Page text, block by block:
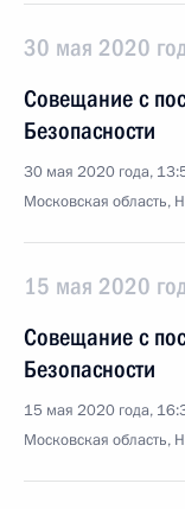
30 мая 2020
Совещание с
Безопасности
30 мая 2020 года,
Московская область,
15 мая 2020
Совещание с
Безопасности
15 мая 2020 года,
Московская область,